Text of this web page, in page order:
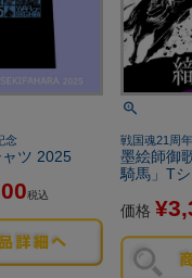
念
ツ 2025
税込
戦国魂21周
墨絵師御
騎馬」T
価格 ¥